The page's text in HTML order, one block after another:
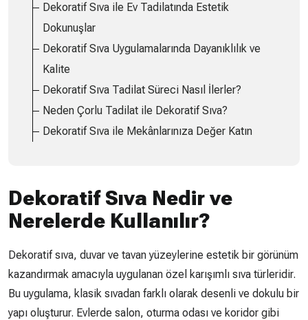
Dekoratif Sıva ile Ev Tadilatında Estetik
Dokunuşlar
Dekoratif Sıva Uygulamalarında Dayanıklılık ve
Kalite
Dekoratif Sıva Tadilat Süreci Nasıl İlerler?
Neden Çorlu Tadilat ile Dekoratif Sıva?
Dekoratif Sıva ile Mekânlarınıza Değer Katın
Dekoratif Sıva Nedir ve
Nerelerde Kullanılır?
Dekoratif sıva, duvar ve tavan yüzeylerine estetik bir görünüm
kazandırmak amacıyla uygulanan özel karışımlı sıva türleridir.
Bu uygulama, klasik sıvadan farklı olarak desenli ve dokulu bir
yapı oluşturur. Evlerde salon, oturma odası ve koridor gibi